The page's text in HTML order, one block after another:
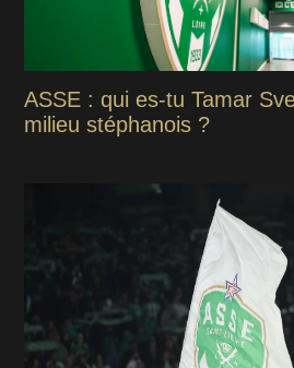
ASSE : qui es-tu Tamar
milieu stéphanois ?